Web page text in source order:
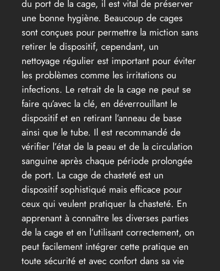
du port de la cage, il est vital de préserver
une bonne hygiène. Beaucoup de cages
sont conçues pour permettre la miction sans
retirer le dispositif, cependant, un
nettoyage régulier est important pour éviter
les problèmes comme les irritations ou
infections. Le retrait de la cage ne peut se
faire qu’avec la clé, en déverrouillant le
dispositif et en retirant l’anneau de base
ainsi que le tube. Il est recommandé de
vérifier l’état de la peau et de la circulation
sanguine après chaque période prolongée
de port. La cage de chasteté est un
dispositif sophistiqué mais efficace pour
ceux qui veulent pratiquer la chasteté. En
apprenant à connaître les diverses parties
de la cage et en l’utilisant correctement, on
peut facilement intégrer cette pratique en
toute sécurité et avec confort dans sa vie